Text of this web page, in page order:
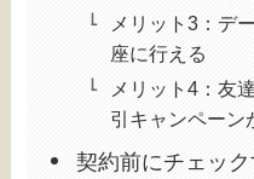
メリット3：デ
座に行える
メリット4：友
引キャンペーン
契約前にチェッ